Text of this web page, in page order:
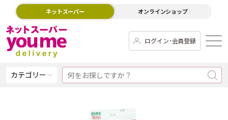
ネットスーパー オンラインショップ
ログイン･会員登録
カテゴリー